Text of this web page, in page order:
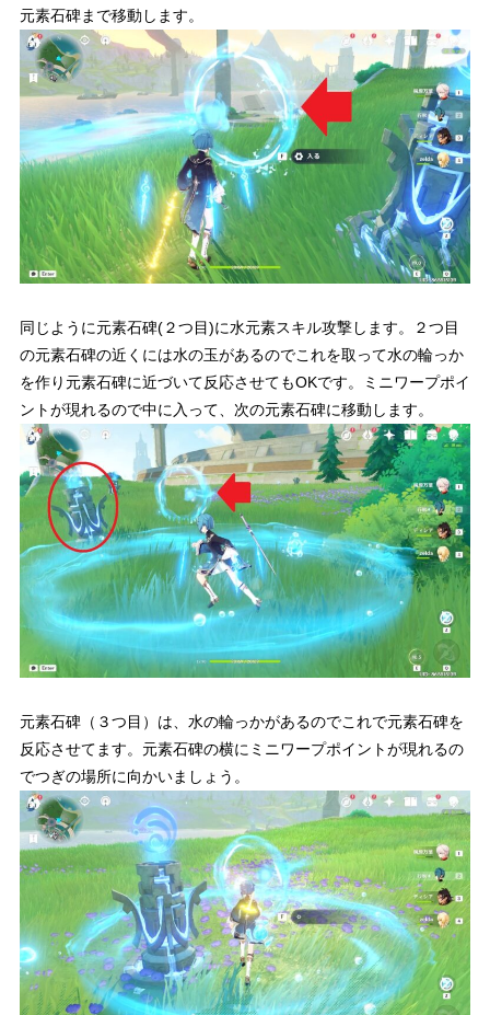
元素石碑まで移動します。
同じように元素石碑(２つ目)に水元素スキル攻撃します。２つ目
の元素石碑の近くには水の玉があるのでこれを取って水の輪っか
を作り元素石碑に近づいて反応させてもOKです。ミニワープポイ
ントが現れるので中に入って、次の元素石碑に移動します。
元素石碑（３つ目）は、水の輪っかがあるのでこれで元素石碑を
反応させてます。元素石碑の横にミニワープポイントが現れるの
でつぎの場所に向かいましょう。